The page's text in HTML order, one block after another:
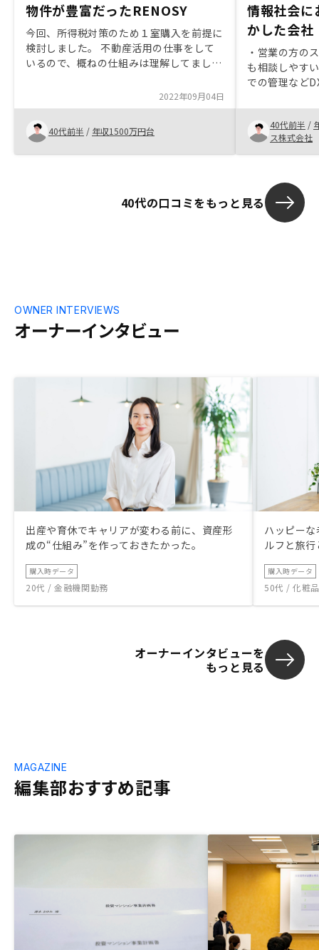
物件が豊富だったRENOSY
今回、所得税対策のため１室購入を前提に
検討しました。 不動産活用の仕事をして
いるので、概ねの仕組みは理解してまし
フトサービス面を全面におして説明されま
す。 正直、どの会社も大きく差はありま
せん。 その中で、RENOSYで決めた理由は
物件が良かったことです。 他の業者より、
物件が多いように感じました。 また、ソ
キなので、RENOSYをオススメ致します。
2022年09月04日
40代前半 / 年収1500万円台
情報社会に
かした会社
・営業の方の
も相談しやす
での管理など
・何度も面談
明をもらった
40代前半 /
ス株式会社
40代の口コミをもっと見る
オーナーインタビュー
OWNER INTERVIEWS
出産や育休でキャリアが変わる前に、資産形
成の“仕組み”を作っておきたかった。
購入時データ
20代 / 金融機関勤務
ハッピー
ルフと旅
購入時データ
50代 / 化粧
オーナーインタビューを
もっと見る
編集部おすすめ記事
MAGAZINE